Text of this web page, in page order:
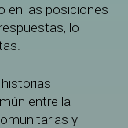
en las posiciones
lo
entre la
y